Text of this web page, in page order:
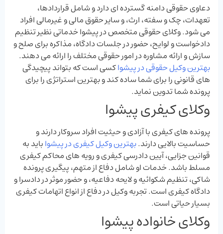
دعاوی حقوقی دامنه گسترده ‌ای دارد و شامل قراردادها،
تعهدات، چک و سفته، ارث، و سایر حقوق مالی و غیرمالی افراد
می‌ شود. وکلای حقوقی متخصص در پیشوا خدماتی نظیر تنظیم
دادخواست و لوایح، حضور در جلسات دادگاه، مذاکره برای صلح و
سازش و ارائه مشاوره در امور حقوقی مختلف را ارائه می‌ دهند.
بهترین وکیل حقوقی در پیشواکسی است که بتواند پیچیدگی‌
های قانونی را برای شما ساده کند و بهترین استراتژی را برای
پرونده شما تدوین نماید.
وکلای کیفری پیشوا
پرونده‌ های کیفری با آزادی و حیثیت افراد سروکار دارند و
حساسیت بالایی دارند.بهترین وکیل کیفری در پیشواباید به
قوانین جزایی، آیین دادرسی کیفری و رویه‌ های محاکم کیفری
مسلط باشد. خدمات او شامل دفاع از متهم، پیگیری پرونده
شاکی، تنظیم شکوائیه و لایحه دفاعیه، و حضور موثر در دادسرا و
دادگاه کیفری است. تجربه وکیل در دفاع از انواع اتهامات کیفری
بسیار حیاتی است.
وکلای خانواده پیشوا